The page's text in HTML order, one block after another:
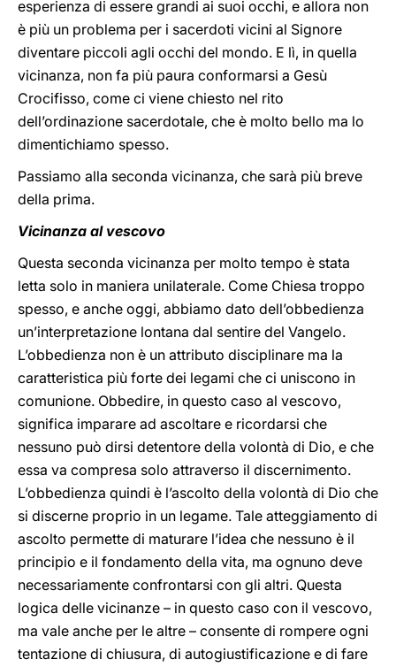
esperienza di essere grandi ai suoi occhi, e allora non
è più un problema per i sacerdoti vicini al Signore
diventare piccoli agli occhi del mondo. E lì, in quella
vicinanza, non fa più paura conformarsi a Gesù
Crocifisso, come ci viene chiesto nel rito
dell’ordinazione sacerdotale, che è molto bello ma lo
dimentichiamo spesso.
Passiamo alla seconda vicinanza, che sarà più breve
della prima.
Vicinanza al vescovo
Questa seconda vicinanza per molto tempo è stata
letta solo in maniera unilaterale. Come Chiesa troppo
spesso, e anche oggi, abbiamo dato dell’obbedienza
un’interpretazione lontana dal sentire del Vangelo.
L’obbedienza non è un attributo disciplinare ma la
caratteristica più forte dei legami che ci uniscono in
comunione. Obbedire, in questo caso al vescovo,
significa imparare ad ascoltare e ricordarsi che
nessuno può dirsi detentore della volontà di Dio, e che
essa va compresa solo attraverso il discernimento.
L’obbedienza quindi è l’ascolto della volontà di Dio che
si discerne proprio in un legame. Tale atteggiamento di
ascolto permette di maturare l’idea che nessuno è il
principio e il fondamento della vita, ma ognuno deve
necessariamente confrontarsi con gli altri. Questa
logica delle vicinanze – in questo caso con il vescovo,
ma vale anche per le altre – consente di rompere ogni
tentazione di chiusura, di autogiustificazione e di fare